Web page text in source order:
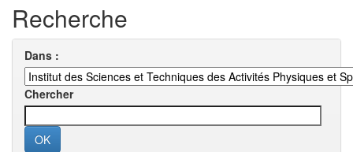
Recherche
Dans :
Chercher